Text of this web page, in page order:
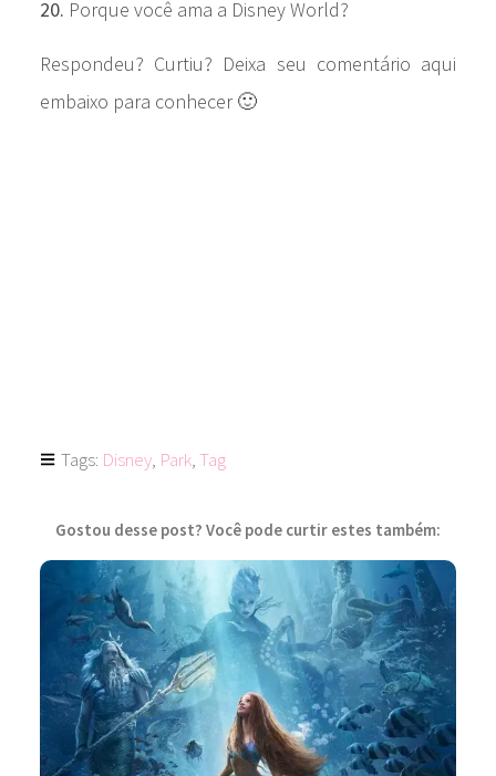
20. Porque você ama a Disney World?
Respondeu? Curtiu? Deixa seu comentário aqui
embaixo para conhecer 🙂
Tags: Disney, Park,Tag
Gostou desse post? Você pode curtir estes também: